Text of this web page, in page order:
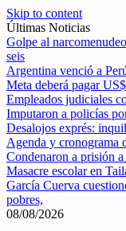
Skip to content
Últimas Noticias
Golpe al
seis
Argentina venció a
Meta deberá pagar
Empleados judiciales
Imputaron a policías
Desalojos exprés:
Agenda y cronograma
Condenaron a prisión
Masacre escolar en
García Cuerva
pobres,
08/08/2026